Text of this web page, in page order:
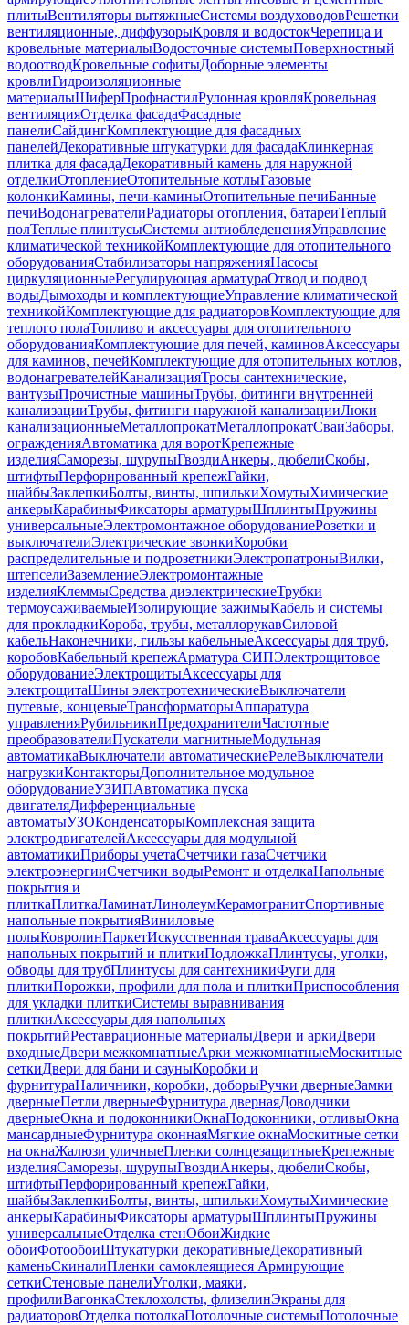
плитыВентиляторы вытяжныеСистемы воздуховодовРешетки
вентиляционные, диффузорыКровля и водостокЧерепица и
кровельные материалыВодосточные системыПоверхностный
водоотводКровельные софитыДоборные элементы
кровлиГидроизоляционные
материалыШиферПрофнастилРулонная кровляКровельная
вентиляцияОтделка фасадаФасадные
панелиСайдингКомплектующие для фасадных
панелейДекоративные штукатурки для фасадаКлинкерная
плитка для фасадаДекоративный камень для наружной
отделкиОтоплениеОтопительные котлыГазовые
колонкиКамины, печи-каминыОтопительные печиБанные
печиВодонагревателиРадиаторы отопления, батареиТеплый
полТеплые плинтусыСистемы антиобледененияУправление
климатической техникойКомплектующие для отопительного
оборудованияСтабилизаторы напряженияНасосы
циркуляционныеРегулирующая арматураОтвод и подвод
водыДымоходы и комплектующиеУправление климатической
техникойКомплектующие для радиаторовКомплектующие для
теплого полаТопливо и аксессуары для отопительного
оборудованияКомплектующие для печей, каминовАксессуары
для каминов, печейКомплектующие для отопительных котлов,
водонагревателейКанализацияТросы сантехнические,
вантузыПрочистные машиныТрубы, фитинги внутренней
канализацииТрубы, фитинги наружной канализацииЛюки
канализационныеМеталлопрокатМеталлопрокатСваиЗаборы,
огражденияАвтоматика для воротКрепежные
изделияСаморезы, шурупыГвоздиАнкеры, дюбелиСкобы,
штифтыПерфорированный крепежГайки,
шайбыЗаклепкиБолты, винты, шпилькиХомутыХимические
анкерыКарабиныФиксаторы арматурыШплинтыПружины
универсальныеЭлектромонтажное оборудованиеРозетки и
выключателиЭлектрические звонкиКоробки
распределительные и подрозетникиЭлектропатроныВилки,
штепселиЗаземлениеЭлектромонтажные
изделияКлеммыСредства диэлектрическиеТрубки
термоусаживаемыеИзолирующие зажимыКабель и системы
для прокладкиКороба, трубы, металлорукавСиловой
кабельНаконечники, гильзы кабельныеАксессуары для труб,
коробовКабельный крепежАрматура СИПЭлектрощитовое
оборудованиеЭлектрощитыАксессуары для
электрощитаШины электротехническиеВыключатели
путевые, концевыеТрансформаторыАппаратура
управленияРубильникиПредохранителиЧастотные
преобразователиПускатели магнитныеМодульная
автоматикаВыключатели автоматическиеРелеВыключатели
нагрузкиКонтакторыДополнительное модульное
оборудованиеУЗИПАвтоматика пуска
двигателяДифференциальные
автоматыУЗОКонденсаторыКомплексная защита
электродвигателейАксессуары для модульной
автоматикиПриборы учетаСчетчики газаСчетчики
электроэнергииСчетчики водыРемонт и отделкаНапольные
покрытия и
плиткаПлиткаЛаминатЛинолеумКерамогранитСпортивные
напольные покрытияВиниловые
полыКовролинПаркетИскусственная траваАксессуары для
напольных покрытий и плиткиПодложкаПлинтусы, уголки,
обводы для трубПлинтусы для сантехникиФуги для
плиткиПорожки, профили для пола и плиткиПриспособления
для укладки плиткиСистемы выравнивания
плиткиАксессуары для напольных
покрытийРеставрационные материалыДвери и аркиДвери
входныеДвери межкомнатныеАрки межкомнатныеМоскитные
сеткиДвери для бани и сауныКоробки и
фурнитураНаличники, коробки, доборыРучки дверныеЗамки
дверныеПетли дверныеФурнитура двернаяДоводчики
дверныеОкна и подоконникиОкнаПодоконники, отливыОкна
мансардныеФурнитура оконнаяМягкие окнаМоскитные сетки
на окнаЖалюзи уличныеПленки солнцезащитныеКрепежные
изделияСаморезы, шурупыГвоздиАнкеры, дюбелиСкобы,
штифтыПерфорированный крепежГайки,
шайбыЗаклепкиБолты, винты, шпилькиХомутыХимические
анкерыКарабиныФиксаторы арматурыШплинтыПружины
универсальныеОтделка стенОбоиЖидкие
обоиФотообоиШтукатурки декоративныеДекоративный
каменьСкиналиПленки самоклеящиеся Армирующие
сеткиСтеновые панелиУголки, маяки,
профилиВагонкаСтеклохолсты, флизелинЭкраны для
радиаторовОтделка потолкаПотолочные системыПотолочные